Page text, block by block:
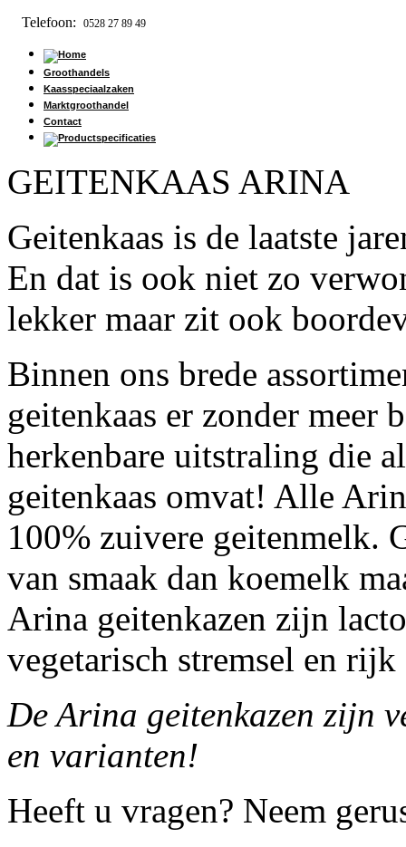
Telefoon: 0528 27 89 49
Groothandels
Kaasspeciaalzaken
Marktgroothandel
Contact
GEITENKAAS ARINA
Geitenkaas is de laatste
En dat is ook niet zo
lekker maar zit ook
Binnen ons brede
geitenkaas er zonder meer
herkenbare uitstraling die
geitenkaas omvat! Alle
100% zuivere geitenmelk.
van smaak dan koemelk
Arina geitenkazen zijn
vegetarisch stremsel en
De Arina geitenkazen zijn
en varianten!
Heeft u vragen? Neem